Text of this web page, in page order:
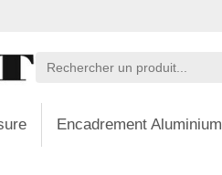
Encadrement Aluminium